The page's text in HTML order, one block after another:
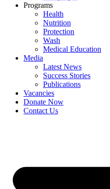
Programs
Health
Nutrition
Protection
Wash
Medical Education
Media
Latest News
Success Stories
Publications
Vacancies
Donate Now
Contact Us